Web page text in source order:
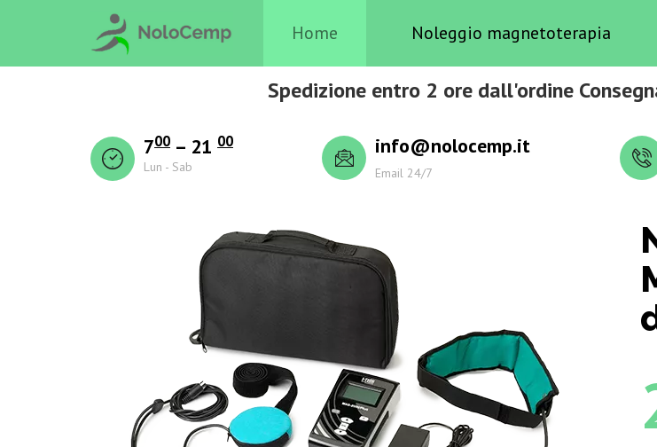
Home Noleggio magnetoterapia
Spedizione entro 2 ore dall'ordine
700 – 21 00
Lun - Sab
info@nolocemp.it
Email 24/7